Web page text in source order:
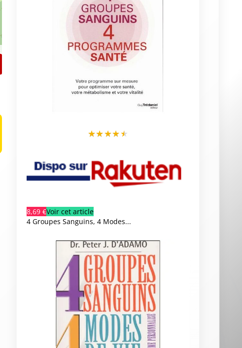
★★★★★
8,69 €Voir cet article
4 Groupes Sanguins, 4 Modes...